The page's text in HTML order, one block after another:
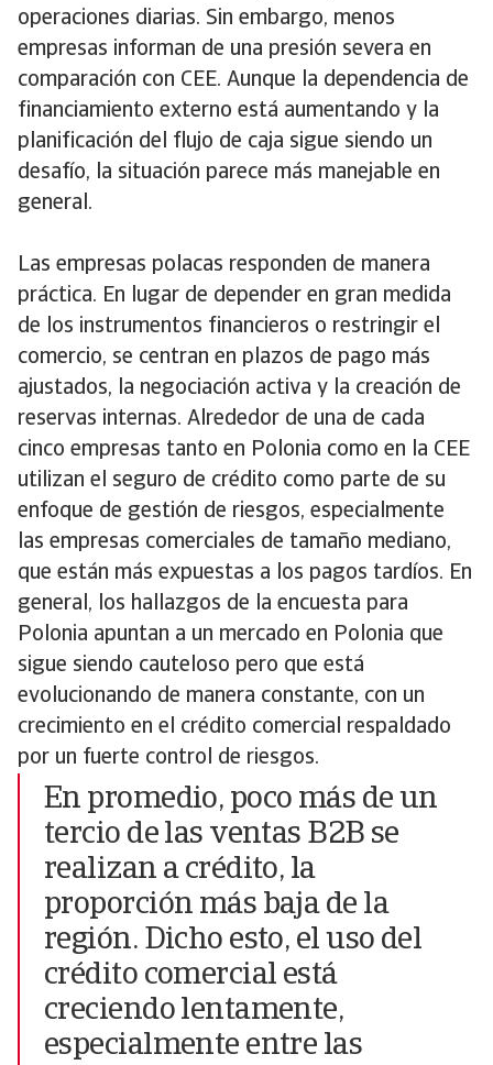
operaciones diarias. Sin embargo, menos
empresas informan de una presión severa en
comparación con CEE. Aunque la dependencia de
financiamiento externo está aumentando y la
planificación del flujo de caja sigue siendo un
desafío, la situación parece más manejable en
general.
Las empresas polacas responden de manera
práctica. En lugar de depender en gran medida
de los instrumentos financieros o restringir el
comercio, se centran en plazos de pago más
ajustados, la negociación activa y la creación de
reservas internas. Alrededor de una de cada
cinco empresas tanto en Polonia como en la CEE
utilizan el seguro de crédito como parte de su
enfoque de gestión de riesgos, especialmente
las empresas comerciales de tamaño mediano,
que están más expuestas a los pagos tardíos. En
general, los hallazgos de la encuesta para
Polonia apuntan a un mercado en Polonia que
sigue siendo cauteloso pero que está
evolucionando de manera constante, con un
crecimiento en el crédito comercial respaldado
por un fuerte control de riesgos.
En promedio, poco más de un
tercio de las ventas B2B se
realizan a crédito, la
proporción más baja de la
región. Dicho esto, el uso del
crédito comercial está
creciendo lentamente,
especialmente entre las